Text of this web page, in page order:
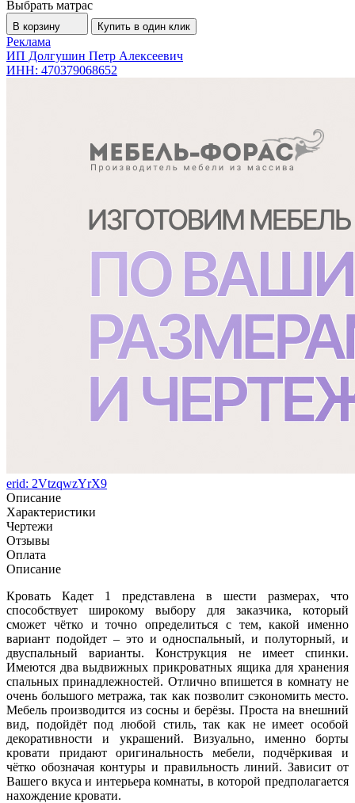
Выбрать матрас
В корзину Купить в один клик
Реклама
ИП Долгушин Петр Алексеевич
ИНН: 470379068652
erid: 2VtzqwzYrX9
Описание
Характеристики
Чертежи
Отзывы
Оплата
Описание
Кровать Кадет 1 представлена в шести размерах, что
способствует широкому выбору для заказчика, который
сможет чётко и точно определиться с тем, какой именно
вариант подойдет – это и односпальный, и полуторный, и
двуспальный варианты. Конструкция не имеет спинки.
Имеются два выдвижных прикроватных ящика для хранения
спальных принадлежностей. Отлично впишется в комнату не
очень большого метража, так как позволит сэкономить место.
Мебель производится из сосны и берёзы. Проста на внешний
вид, подойдёт под любой стиль, так как не имеет особой
декоративности и украшений. Визуально, именно борты
кровати придают оригинальность мебели, подчёркивая и
чётко обозначая контуры и правильность линий. Зависит от
Вашего вкуса и интерьера комнаты, в которой предполагается
нахождение кровати.